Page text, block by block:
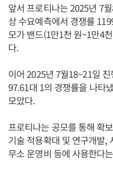
앞서 프로티나는 2025년 7
상 수요예측에서 경쟁률
모가 밴드(1만1천 원~1만4
다.
이어 2025년 7월18~21일
97.61대 1의 경쟁률을 나타
모았다.
프로티나는 공모를 통해 확
기술 적용확대 및 연구개발,
무소 운영비 등에 사용한다